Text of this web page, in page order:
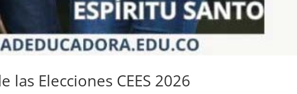
las Elecciones CEES 2026